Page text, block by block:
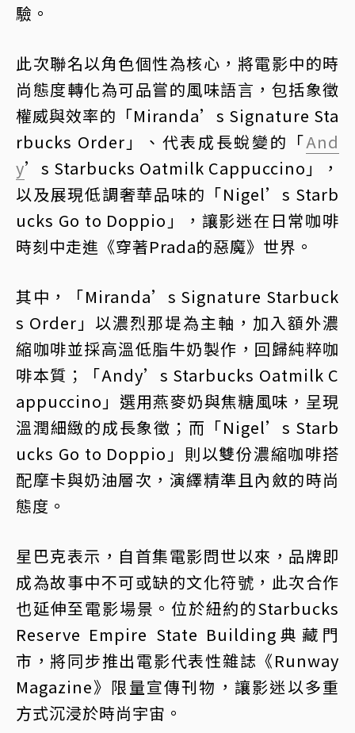
驗。
此次聯名以角色個性為核心，將電影中的時
尚態度轉化為可品嘗的風味語言，包括象徵
權威與效率的「Miranda’s Signature Sta
rbucks Order」、代表成長蛻變的「And
y’s Starbucks Oatmilk Cappuccino」，
以及展現低調奢華品味的「Nigel’s Starb
ucks Go to Doppio」，讓影迷在日常咖啡
時刻中走進《穿著Prada的惡魔》世界。
其中，「Miranda’s Signature Starbuck
s Order」以濃烈那堤為主軸，加入額外濃
縮咖啡並採高溫低脂牛奶製作，回歸純粹咖
啡本質；「Andy’s Starbucks Oatmilk C
appuccino」選用燕麥奶與焦糖風味，呈現
溫潤細緻的成長象徵；而「Nigel’s Starb
ucks Go to Doppio」則以雙份濃縮咖啡搭
配摩卡與奶油層次，演繹精準且內斂的時尚
態度。
星巴克表示，自首集電影問世以來，品牌即
成為故事中不可或缺的文化符號，此次合作
也延伸至電影場景。位於紐約的Starbucks
Reserve Empire State Building典藏門
市，將同步推出電影代表性雜誌《Runway
Magazine》限量宣傳刊物，讓影迷以多重
方式沉浸於時尚宇宙。